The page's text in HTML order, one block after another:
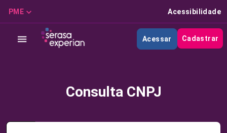
PME Acessibilidade
Acessar Cadastrar
Consulta CNPJ